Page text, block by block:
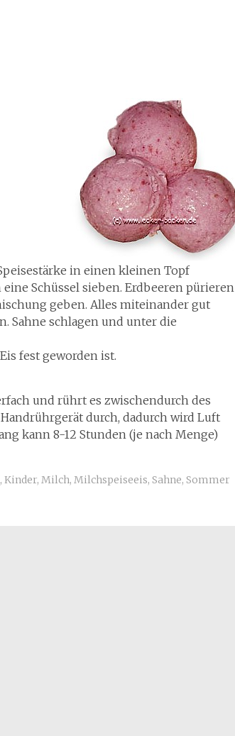
in einen kleinen Topf
Schüssel sieben. Erdbeeren pürieren
geben. Alles miteinander gut
Sahne schlagen und unter die
fest geworden ist.
und rührt es zwischendurch des
durch, dadurch wird Luft
kann 8-12 Stunden (je nach Menge)
, Kinder, Milch, Milchspeiseeis, Sahne, Sommer